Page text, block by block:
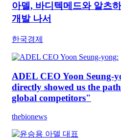
아델, 바디텍메드와 알츠
개발 나서
한국경제
ADEL CEO Yoon Seung-
directly showed us the
global competitors"
thebionews